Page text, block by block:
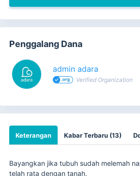
Penggalang Dana
admin adara
Verified Organization
Keterangan Kabar Terbaru (13)
Bayangkan jika tubuh sudah melemah
telah rata dengan tanah.